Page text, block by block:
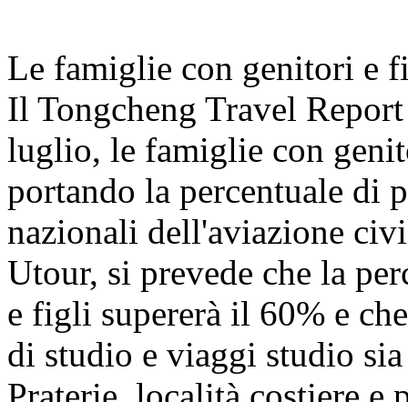
Le famiglie con genitori e
Il Tongcheng Travel
luglio, le famiglie con
portando la percentuale di
nazionali dell'aviazione
Utour, si prevede che la
e figli supererà il 60% e
di studio e viaggi studio